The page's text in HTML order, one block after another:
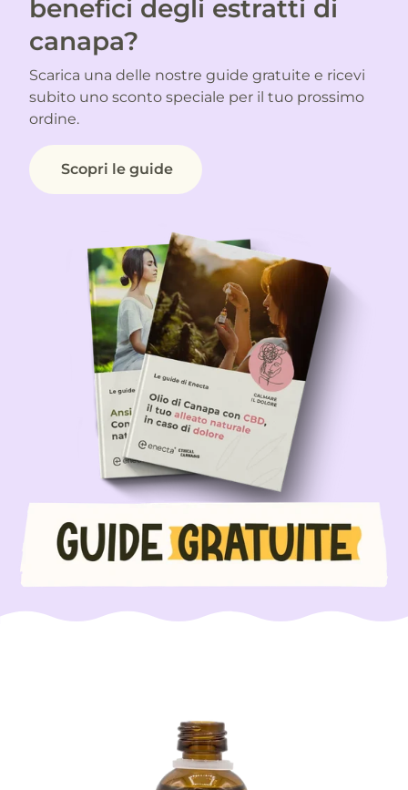
benefici degli estratti di
canapa?
Scarica una delle nostre guide gratuite e ricevi
subito uno sconto speciale per il tuo prossimo
ordine.
Scopri le guide